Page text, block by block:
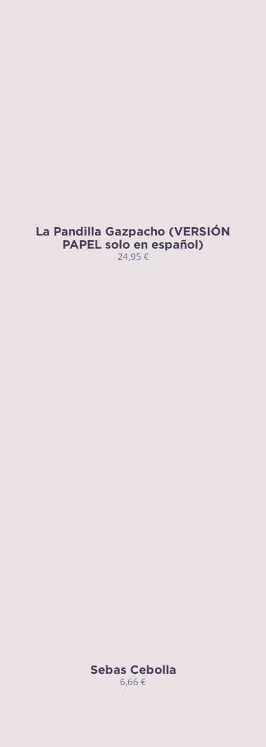
La Pandilla Gazpacho (VERSIÓN
PAPEL solo en español)
24,95 €
Sebas Cebolla
6,66 €